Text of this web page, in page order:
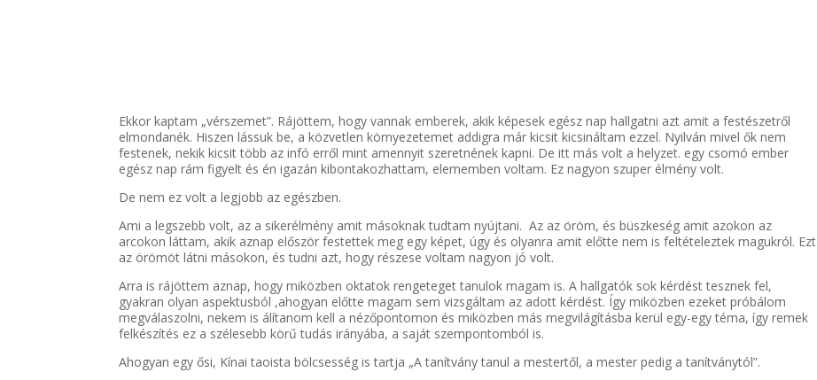
Ekkor kaptam „vérszemet”. Rájöttem, hogy vannak emberek, akik képesek egész nap hallgatni azt amit a festészetről
elmondanék. Hiszen lássuk be, a közvetlen környezetemet addigra már kicsit kicsináltam ezzel. Nyilván mivel ők nem
festenek, nekik kicsit több az infó erről mint amennyit szeretnének kapni. De itt más volt a helyzet. egy csomó ember
egész nap rám figyelt és én igazán kibontakozhattam, elememben voltam. Ez nagyon szuper élmény volt.
De nem ez volt a legjobb az egészben.
Ami a legszebb volt, az a sikerélmény amit másoknak tudtam nyújtani. Az az öröm, és büszkeség amit azokon az
arcokon láttam, akik aznap először festettek meg egy képet, úgy és olyanra amit előtte nem is feltételeztek magukról. Ezt
az örömöt látni másokon, és tudni azt, hogy részese voltam nagyon jó volt.
Arra is rájöttem aznap, hogy miközben oktatok rengeteget tanulok magam is. A hallgatók sok kérdést tesznek fel,
gyakran olyan aspektusból ,ahogyan előtte magam sem vizsgáltam az adott kérdést. Így miközben ezeket próbálom
megválaszolni, nekem is álítanom kell a nézőpontomon és miközben más megvilágításba kerül egy-egy téma, így remek
felkészítés ez a szélesebb körű tudás irányába, a saját szempontomból is.
Ahogyan egy ősi, Kínai taoista bölcsesség is tartja „A tanítvány tanul a mestertől, a mester pedig a tanítványtól”.